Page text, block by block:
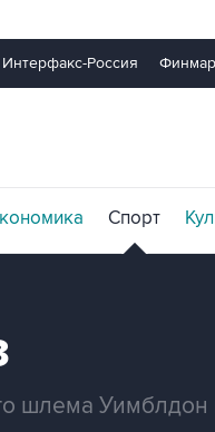
Интерфакс-Россия
Спорт
шлема Уимблдон